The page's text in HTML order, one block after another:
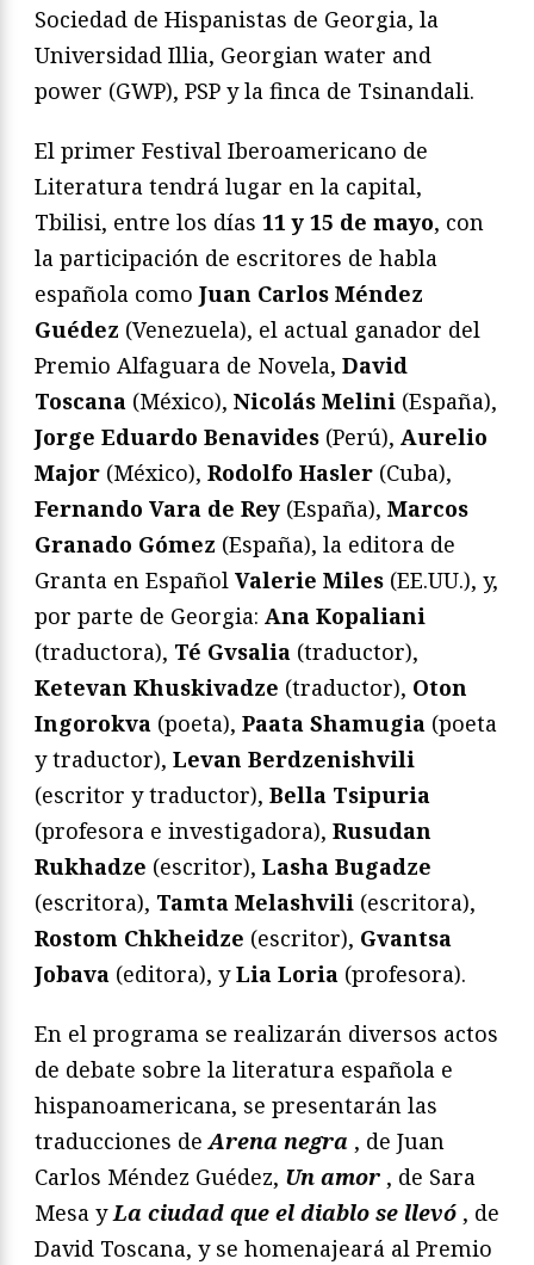
Sociedad de Hispanistas de Georgia, la
Universidad Illia, Georgian water and
power (GWP), PSP y la finca de Tsinandali.
El primer Festival Iberoamericano de
Literatura tendrá lugar en la capital,
Tbilisi, entre los días 11 y 15 de mayo, con
la participación de escritores de habla
española como Juan Carlos Méndez
Guédez (Venezuela), el actual ganador del
Premio Alfaguara de Novela, David
Toscana (México), Nicolás Melini (España),
Jorge Eduardo Benavides (Perú), Aurelio
Major (México), Rodolfo Hasler (Cuba),
Fernando Vara de Rey (España), Marcos
Granado Gómez (España), la editora de
Granta en Español Valerie Miles (EE.UU.), y,
por parte de Georgia: Ana Kopaliani
(traductora), Té Gvsalia (traductor),
Ketevan Khuskivadze (traductor), Oton
Ingorokva (poeta), Paata Shamugia (poeta
y traductor), Levan Berdzenishvili
(escritor y traductor), Bella Tsipuria
(profesora e investigadora), Rusudan
Rukhadze (escritor), Lasha Bugadze
(escritora), Tamta Melashvili (escritora),
Rostom Chkheidze (escritor), Gvantsa
Jobava (editora), yLia Loria (profesora).
En el programa se realizarán diversos actos
de debate sobre la literatura española e
hispanoamericana, se presentarán las
traducciones deArena negra , de Juan
Carlos Méndez Guédez, Un amor , de Sara
Mesa yLa ciudad que el diablo se llevó , de
David Toscana, y se homenajeará al Premio